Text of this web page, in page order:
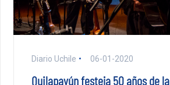
Diario Uchile 06-01-2020
Quilapayún festeja 50 años de la